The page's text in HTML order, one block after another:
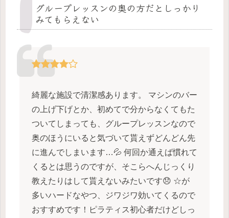
グループレッスンの奥の方だとしっかり
みてもらえない
綺麗な施設で清潔感あります。 マシンのバー
の上げ下げとか、初めてで分からなくてもた
ついてしまっても、グループレッスンなので
奥のほうにいると気づいて貰えずどんどん先
に進んでしまいます…💦 何回か通えば慣れて
くるとは思うのですが、そこらへんじっくり
教えたりはして貰えないみたいです😞 ☆が
多いハードなやつ、ジワジワ効いてくるので
おすすめです！ピラティス初心者だけどしっ